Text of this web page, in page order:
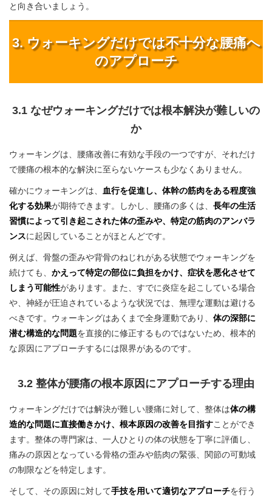
と向き合いましょう。
3. ウォーキングだけでは不十分な腰痛へ
のアプローチ
3.1 なぜウォーキングだけでは根本解決が難しいの
か
ウォーキングは、腰痛改善に有効な手段の一つですが、それだけ
で腰痛の根本的な解決に至らないケースも少なくありません。
確かにウォーキングは、 血行を促進し、体幹の筋肉をある程度強
化する効果が期待できます。しかし、腰痛の多くは、 長年の生活
習慣によって引き起こされた体の歪みや、特定の筋肉のアンバラ
ンスに起因していることがほとんどです。
例えば、骨盤の歪みや背骨のねじれがある状態でウォーキングを
続けても、 かえって特定の部位に負担をかけ、症状を悪化させて
しまう可能性があります。また、すでに炎症を起こしている場合
や、神経が圧迫されているような状況では、無理な運動は避ける
べきです。ウォーキングはあくまで全身運動であり、 体の深部に
潜む構造的な問題を直接的に修正するものではないため、根本的
な原因にアプローチするには限界があるのです。
3.2 整体が腰痛の根本原因にアプローチする理由
ウォーキングだけでは解決が難しい腰痛に対して、整体は体の構
造的な問題に直接働きかけ、根本原因の改善を目指すことができ
ます。整体の専門家は、一人ひとりの体の状態を丁寧に評価し、
痛みの原因となっている骨格の歪みや筋肉の緊張、関節の可動域
の制限などを特定します。
そして、その原因に対して手技を用いて適切なアプローチを行う